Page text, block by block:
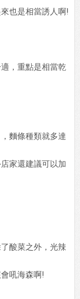
也是相當誘人啊!
，重點是相當乾
麵條種類就多達
家還建議可以加
酸菜之外，光辣
吼海森啊!